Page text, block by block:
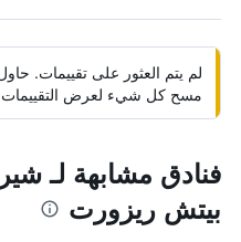
لم يتم العثور على تقييمات.
مسح كل شيء لعرض
فنادق مشابهة لـ
بيتش ريزورت